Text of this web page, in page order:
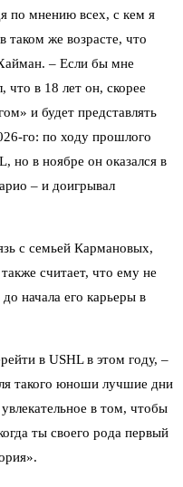
по мнению всех, с кем я
же возрасте, что
– Если бы мне
что в 18 лет он, скорее
и будет представлять
го: по ходу прошлого
но в ноябре он оказался в
– и доигрывал
с семьей Кармановых,
считает, что ему не
начала его карьеры в
в USHL в этом году, –
такого юноши лучшие дни
в том, чтобы
ты своего рода первый